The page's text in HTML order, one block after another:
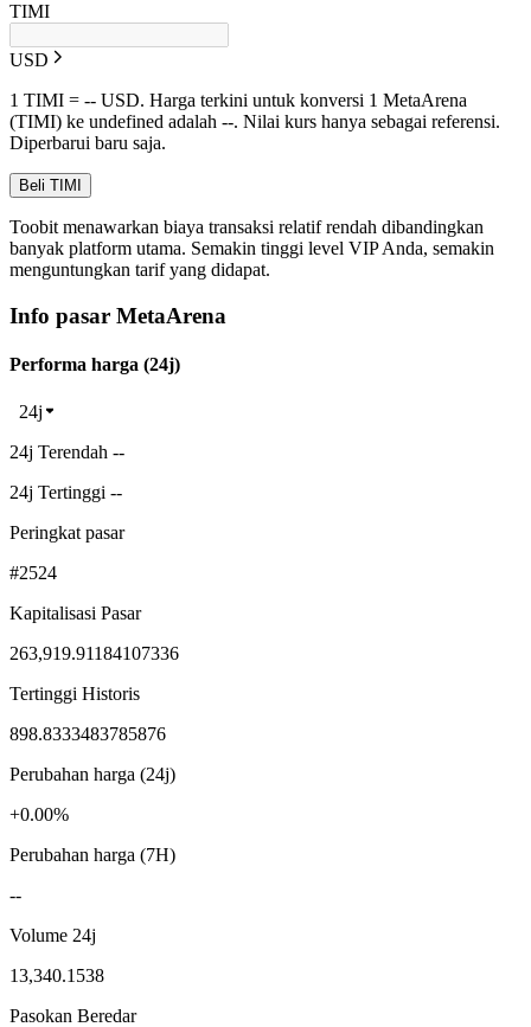
TIMI
USD
1 TIMI = -- USD. Harga terkini untuk konversi 1 MetaArena
(TIMI) ke undefined adalah --. Nilai kurs hanya sebagai referensi.
Diperbarui baru saja.
Beli TIMI
Toobit menawarkan biaya transaksi relatif rendah dibandingkan
banyak platform utama. Semakin tinggi level VIP Anda, semakin
menguntungkan tarif yang didapat.
Info pasar MetaArena
Performa harga (24j)
24j
24j Terendah --
24j Tertinggi --
Peringkat pasar
#2524
Kapitalisasi Pasar
263,919.91184107336
Tertinggi Historis
898.8333483785876
Perubahan harga (24j)
+0.00%
Perubahan harga (7H)
--
Volume 24j
13,340.1538
Pasokan Beredar